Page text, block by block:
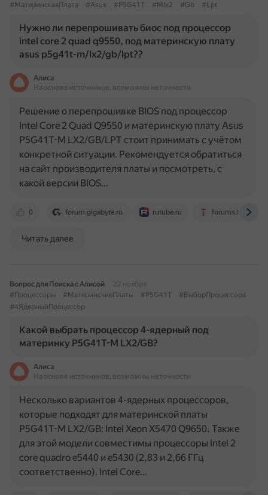
#МатеринскаяПлата
#Asus #P5G41T #Mlx2 #Gb #Lpt
Нужно ли перепрошивать биос под процессор
intel core 2 quad q9550, под материнскую плату
asus p5g41t-m/lx2/gb/lpt??
Алиса
На основе источников, возможны неточности
0 forum.gigabyte.ru rutube.ru
Решение о перепрошивке BIOS под процессор
Intel Core 2 Quad Q9550 и материнскую плату Asus
P5G41T-M LX2/GB/LPT стоит принимать с учётом
конкретной ситуации. Рекомендуется обратиться
на сайт производителя платы и посмотреть, с
какой версии BIOS…
Читать далее
Вопрос для Поиска с Алисой
22 ноября
#Процессоры
#МатеринскиеПлаты #P5G41T
#ВыборПроцессора
#4ЯдерныйПроцессор
Какой выбрать процессор 4-ядерный под
материнку P5G41T-M LX2/GB?
Алиса
На основе источников, возможны неточности
Несколько вариантов 4-ядерных процессоров,
которые подходят для материнской платы
P5G41T-M LX2/GB: Intel Xeon X5470 Q9650. Также
для этой модели совместимы процессоры Intel 2
core quadro e5440 и e5430 (2,83 и 2,66 ГГц
соответственно). Intel Core…